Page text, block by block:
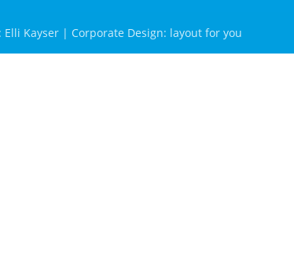
Kayser | Corporate Design: layout for you